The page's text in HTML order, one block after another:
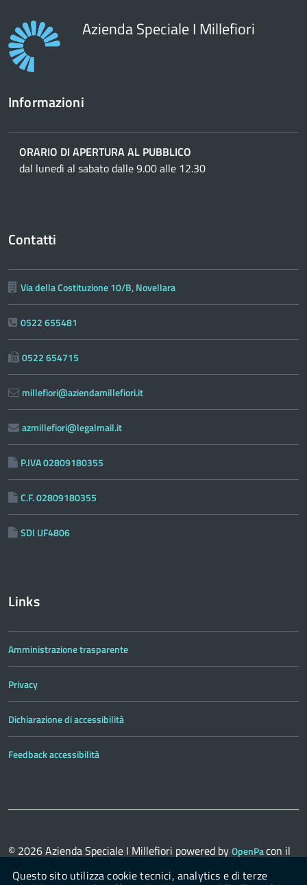
Azienda Speciale I Millefiori
Informazioni
ORARIO DI APERTURA AL PUBBLICO
dal lunedì al sabato dalle 9.00 alle 12.30
Contatti
Via della Costituzione 10/B, Novellara
0522 655481
0522 654715
millefiori@aziendamillefiori.it
azmillefiori@legalmail.it
P.IVA 02809180355
C.F. 02809180355
SDI UF4806
Links
Amministrazione trasparente
Privacy
Dichiarazione di accessibilità
Feedback accessibilità
© 2026Azienda Speciale I Millefiori powered byOpenPacon il
Questo sito utilizza cookie tecnici, analytics e di terze